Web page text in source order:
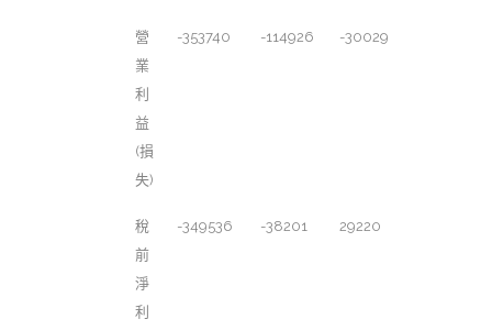
營
業
利
益
(損
失)
-353740 -114926 -30029
稅
前
淨
利
-349536 -38201 29220